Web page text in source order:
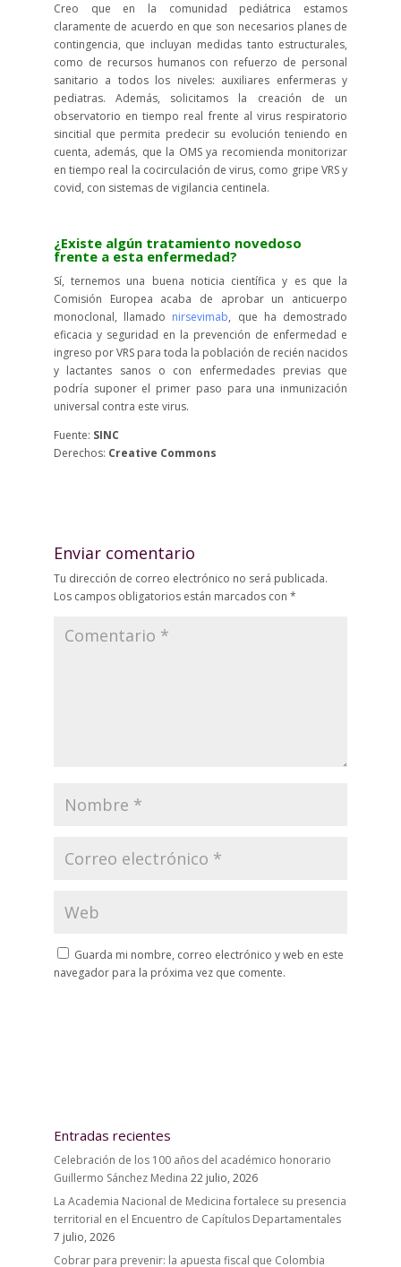
Creo que en la comunidad pediátrica estamos
claramente de acuerdo en que son necesarios planes de
contingencia, que incluyan medidas tanto estructurales,
como de recursos humanos con refuerzo de personal
sanitario a todos los niveles: auxiliares enfermeras y
pediatras. Además, solicitamos la creación de un
observatorio en tiempo real frente al virus respiratorio
sincitial que permita predecir su evolución teniendo en
cuenta, además, que la OMS ya recomienda monitorizar
en tiempo real la cocirculación de virus, como gripe VRS y
covid, con sistemas de vigilancia centinela.
¿Existe algún tratamiento novedoso
frente a esta enfermedad?
Sí, ternemos una buena noticia científica y es que la
Comisión Europea acaba de aprobar un anticuerpo
monoclonal, llamado nirsevimab, que ha demostrado
eficacia y seguridad en la prevención de enfermedad e
ingreso por VRS para toda la población de recién nacidos
y lactantes sanos o con enfermedades previas que
podría suponer el primer paso para una inmunización
universal contra este virus.
Fuente: SINC
Derechos: Creative Commons
Enviar comentario
Tu dirección de correo electrónico no será publicada.
Los campos obligatorios están marcados con *
Guarda mi nombre, correo electrónico y web en este
navegador para la próxima vez que comente.
Entradas recientes
Celebración de los 100 años del académico honorario
Guillermo Sánchez Medina 22 julio, 2026
La Academia Nacional de Medicina fortalece su presencia
territorial en el Encuentro de Capítulos Departamentales
7 julio, 2026
Cobrar para prevenir: la apuesta fiscal que Colombia